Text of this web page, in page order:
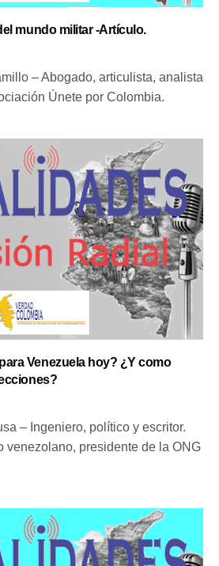
mundo militar -Artículo.
– Abogado, articulista, analista
Únete por Colombia.
Venezuela hoy? ¿Y como
– Ingeniero, político y escritor.
venezolano, presidente de la ONG